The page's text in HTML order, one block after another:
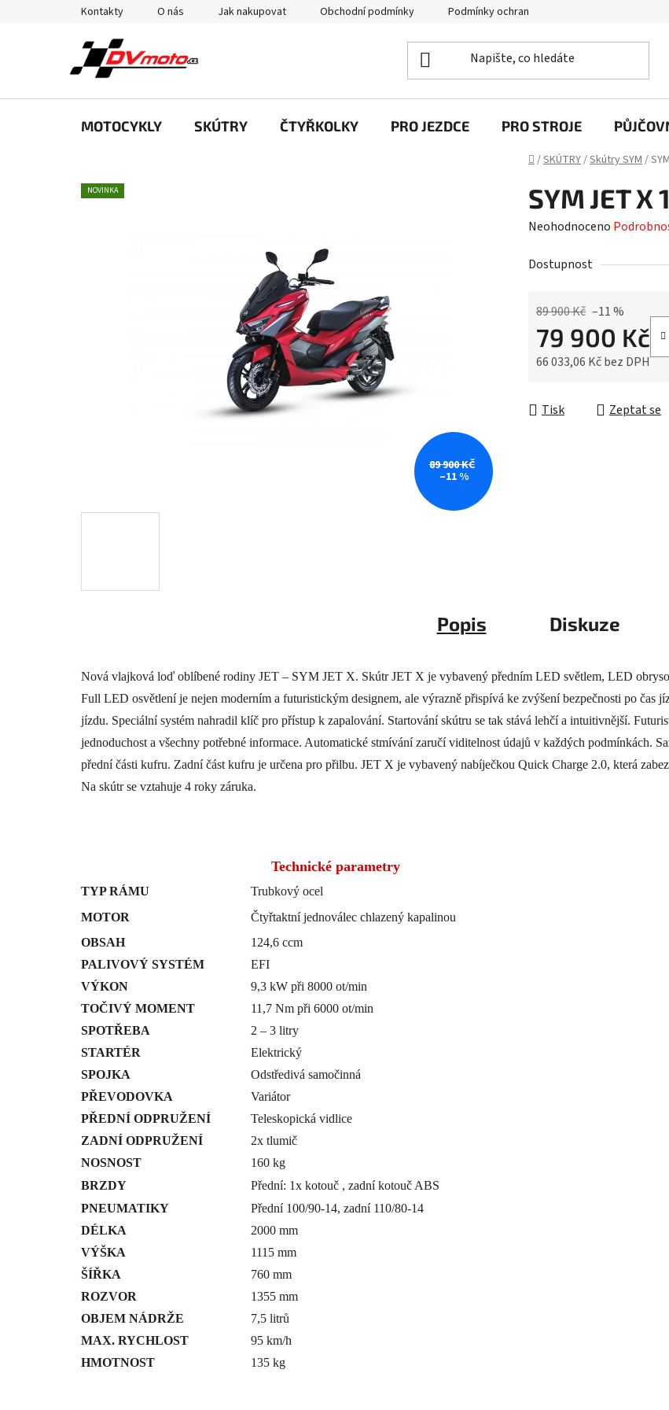
Kontakty O nás Jak nakupovat Obchodní podmínky Podmínky ochrany osobních údajů
MOTOCYKLY SKÚTRY ČTYŘKOLKY PRO JEZDCE PRO STROJE
Domů
/SKÚTRY/Skútry SYM/
SYM JET X
Průměrné
produktu
0,0
Neohodnoceno
Dostupnost
89 900 Kč –11 %
79 900 Kč
66 033,06 Kč bez DPH
Tisk Zeptat se
NOVINKA
89 900 KČ
–11 %
Popis Diskuze
Nová vlajková loď oblíbené rodiny JET – SYM JET X. Skútr JET X je vybavený předním LED světlem, LED
Full LED osvětlení je nejen moderním a futuristickým designem, ale výrazně přispívá ke zvýšení bezpečnosti po čas
jízdu. Speciální systém nahradil klíč pro přístup k zapalování. Startování skútru se tak stává lehčí a intuitivnější.
jednoduchost a všechny potřebné informace. Automatické stmívání zaručí viditelnost údajů v každých podmínkách.
přední části kufru. Zadní část kufru je určena pro přilbu. JET X je vybavený nabíječkou Quick Charge 2.0, která
Na skútr se vztahuje 4 roky záruka.
Technické parametry
TYP RÁMU
Trubkový ocel
MOTOR
Čtyřtaktní jednoválec chlazený kapalinou
OBSAH
124,6 ccm
PALIVOVÝ SYSTÉM
EFI
VÝKON
9,3 kW při 8000 ot/min
TOČIVÝ MOMENT
11,7 Nm při 6000 ot/min
SPOTŘEBA
2 – 3 litry
STARTÉR
Elektrický
SPOJKA
Odstředivá samočinná
PŘEVODOVKA
Variátor
PŘEDNÍ ODPRUŽENÍ
Teleskopická vidlice
ZADNÍ ODPRUŽENÍ
2x tlumič
NOSNOST
160 kg
BRZDY
Přední: 1x kotouč , zadní kotouč ABS
PNEUMATIKY
Přední 100/90-14, zadní 110/80-14
DÉLKA
2000 mm
VÝŠKA
1115 mm
ŠÍŘKA
760 mm
ROZVOR
1355 mm
OBJEM NÁDRŽE
7,5 litrů
MAX. RYCHLOST
95 km/h
HMOTNOST
135 kg